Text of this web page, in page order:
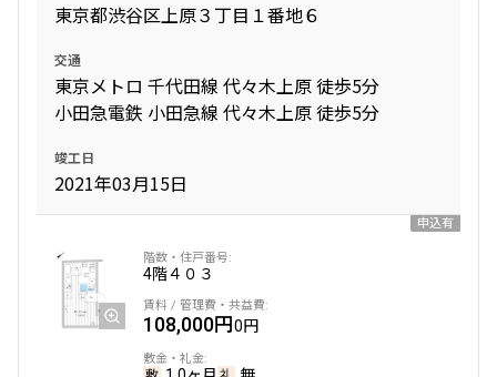
東京都渋谷区上原３丁目１番地６
交通
東京メトロ 千代田線 代々木上原 徒歩5分
小田急電鉄 小田急線 代々木上原 徒歩5分
竣工日
2021年03月15日
申込有
4階４０３
108,000円0円